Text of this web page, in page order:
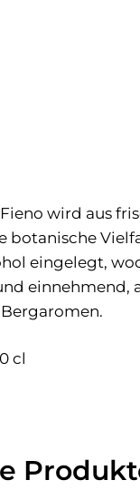
wird aus
botanische
eingelegt,
einnehmend,
cl